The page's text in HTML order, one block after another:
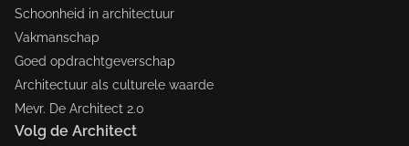
Schoonheid in architectuur
Vakmanschap
Goed opdrachtgeverschap
Architectuur als culturele waarde
Mevr. De Architect 2.0
Volg de Architect